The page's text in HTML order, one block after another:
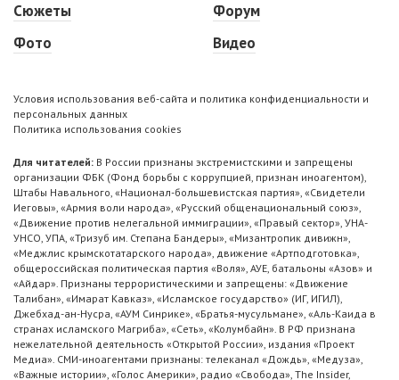
Сюжеты
Фото
Форум
Видео
Условия использования веб-сайта и политика конфиденциальности и
персональных данных
Политика использования cookies
Для читателей: В России признаны экстремистскими и запрещены
организации ФБК (Фонд борьбы с коррупцией, признан иноагентом),
Штабы Навального, «Национал-большевистская партия», «Свидетели
Иеговы», «Армия воли народа», «Русский общенациональный союз»,
«Движение против нелегальной иммиграции», «Правый сектор», УНА-
УНСО, УПА, «Тризуб им. Степана Бандеры», «Мизантропик дивижн»,
«Меджлис крымскотатарского народа», движение «Артподготовка»,
общероссийская политическая партия «Воля», АУЕ, батальоны «Азов» и
«Айдар». Признаны террористическими и запрещены: «Движение
Талибан», «Имарат Кавказ», «Исламское государство» (ИГ, ИГИЛ),
Джебхад-ан-Нусра, «АУМ Синрике», «Братья-мусульмане», «Аль-Каида в
странах исламского Магриба», «Сеть», «Колумбайн». В РФ признана
нежелательной деятельность «Открытой России», издания «Проект
Медиа». СМИ-иноагентами признаны: телеканал «Дождь», «Медуза»,
«Важные истории», «Голос Америки», радио «Свобода», The Insider,